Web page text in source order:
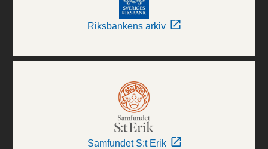
Riksbankens arkiv
Samfundet S:t Erik